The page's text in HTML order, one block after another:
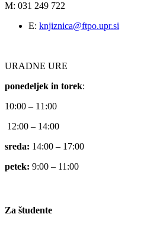
M: 031 249 722
E: knjiznica@ftpo.upr.si
URADNE URE
ponedeljek in torek:
10:00 – 11:00
12:00 – 14:00
sreda: 14:00 – 17:00
petek: 9:00 – 11:00
Za študente